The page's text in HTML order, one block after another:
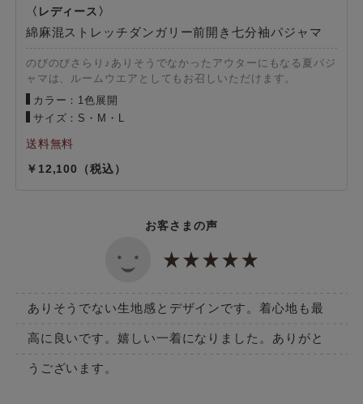
綿麻混ストレッチダンガリー前開き七分袖パジャマ
のびのびさらり♪ありそうでなかったアウターにもなる夏パジ
ャマは、ルームウエアとしてもお召しいただけます。
カラー：1色展開
サイズ：S・M・L
12,100
お客さまの声
ありそうでない生地感とデザインです。着心地も最
高に良いです。嬉しい一着になりました。ありがと
うございます。